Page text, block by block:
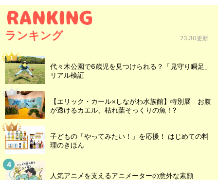
ランキング 23:30更新
代々木公園で6歳児を見つけられる？「見守り瞬足」
リアル検証
【エリック・カール×しながわ水族館】特別展 お腹
が透けるカエル、枯れ葉そっくりの魚！?
子どもの「やってみたい！」を応援！ はじめての料
理のきほん
人気アニメを支えるアニメーターの意外な素顔